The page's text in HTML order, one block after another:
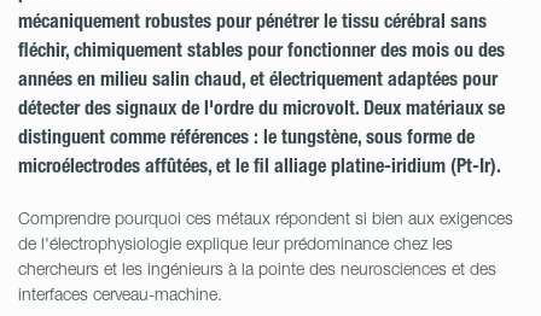
mécaniquement robustes pour pénétrer le tissu cérébral sans
fléchir, chimiquement stables pour fonctionner des mois ou des
années en milieu salin chaud, et électriquement adaptées pour
détecter des signaux de l'ordre du microvolt. Deux matériaux se
distinguent comme références : le tungstène, sous forme de
microélectrodes affûtées, et le fil alliage platine-iridium (Pt-Ir).
Comprendre pourquoi ces métaux répondent si bien aux exigences
de l'électrophysiologie explique leur prédominance chez les
chercheurs et les ingénieurs à la pointe des neurosciences et des
interfaces cerveau-machine.